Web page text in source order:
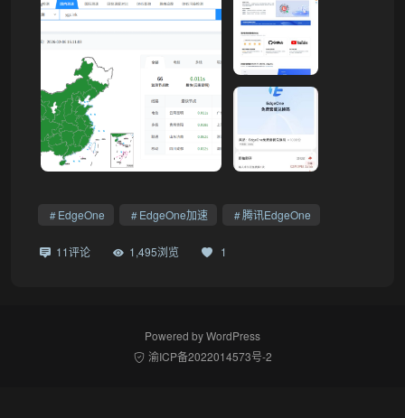
EdgeOne EdgeOne加速 腾讯EdgeOne
11评论 1,495浏览 1
Powered byWordPress
渝ICP备2022014573号-2